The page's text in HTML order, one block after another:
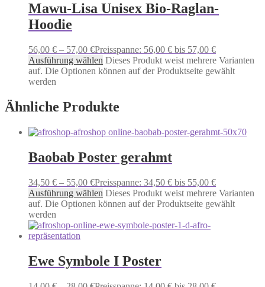
Mawu-Lisa Unisex Bio-Raglan-
Hoodie
56,00 € – 57,00 €Preisspanne: 56,00 € bis 57,00 €
Ausführung wählen Dieses Produkt weist mehrere Varianten
auf. Die Optionen können auf der Produktseite gewählt
werden
Ähnliche Produkte
Baobab Poster gerahmt
34,50 € – 55,00 €Preisspanne: 34,50 € bis 55,00 €
Ausführung wählen Dieses Produkt weist mehrere Varianten
auf. Die Optionen können auf der Produktseite gewählt
werden
Ewe Symbole I Poster